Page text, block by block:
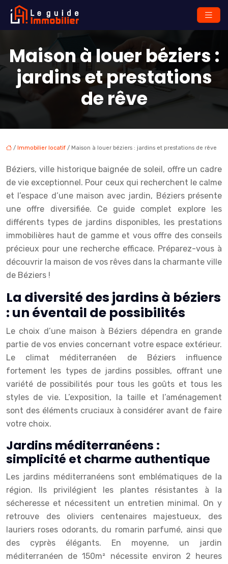
Maison à louer béziers :
jardins et prestations
de rêve
/ Immobilier locatif / Maison à louer béziers : jardins et prestations de rêve
Béziers, ville historique baignée de soleil, offre un cadre
de vie exceptionnel. Pour ceux qui recherchent le calme
et l’espace d’une maison avec jardin, Béziers présente
une offre diversifiée. Ce guide complet explore les
différents types de jardins disponibles, les prestations
immobilières haut de gamme et vous offre des conseils
précieux pour une recherche efficace. Préparez-vous à
découvrir la maison de vos rêves dans la charmante ville
de Béziers !
La diversité des jardins à béziers
: un éventail de possibilités
Le choix d’une maison à Béziers dépendra en grande
partie de vos envies concernant votre espace extérieur.
Le climat méditerranéen de Béziers influence
fortement les types de jardins possibles, offrant une
variété de possibilités pour tous les goûts et tous les
styles de vie. L’exposition, la taille et l’aménagement
sont des éléments cruciaux à considérer avant de faire
votre choix.
Jardins méditerranéens :
simplicité et charme authentique
Les jardins méditerranéens sont emblématiques de la
région. Ils privilégient les plantes résistantes à la
sécheresse et nécessitent un entretien minimal. On y
retrouve des oliviers centenaires majestueux, des
lauriers roses odorants, du romarin parfumé, ainsi que
des cyprès élégants. En moyenne, un jardin
méditerranéen de 150m² nécessite environ 2 heures